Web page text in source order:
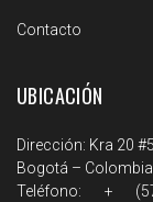
Contacto
UBICACIÓN
Dirección: Kra 20
Bogotá – Colombia
Teléfono: +